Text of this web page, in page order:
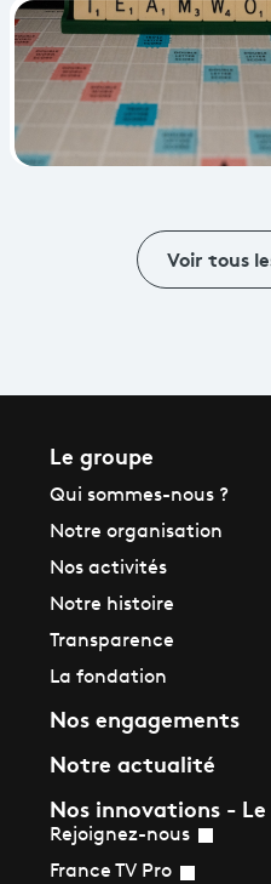
Voir tous
Le groupe
Qui sommes-nous ?
Notre organisation
Nos activités
Notre histoire
Transparence
La fondation
Nos engagements
Notre actualité
Nos innovations -
Rejoignez-nous
France TV Pro